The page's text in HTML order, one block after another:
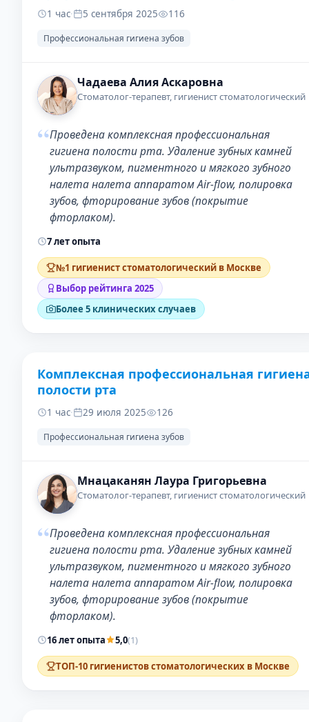
1 час· 5 сентября 2025 116
Профессиональная гигиена зубов
Чадаева Алия Аскаровна
Стоматолог-терапевт, гигиенист стоматологический
“Проведена комплексная профессиональная
гигиена полости рта. Удаление зубных камней
ультразвуком, пигментного и мягкого зубного
налета налета аппаратом Air-flow, полировка
зубов, фторирование зубов (покрытие
фторлаком).
7 лет опыта
№1 гигиенист стоматологический в Москве
Выбор рейтинга 2025
Более 5 клинических случаев
ДО ПОСЛЕ
Комплексная профессиональная
полости рта
1 час· 29 июля 2025 126
Профессиональная гигиена зубов
Мнацаканян Лаура Григорьевна
Стоматолог-терапевт, гигиенист стоматологический
“Проведена комплексная профессиональная
гигиена полости рта. Удаление зубных камней
ультразвуком, пигментного и мягкого зубного
налета налета аппаратом Air-flow, полировка
зубов, фторирование зубов (покрытие
фторлаком).
16 лет опыта 5,0(1)
ТОП-10 гигиенистов стоматологических в Москве